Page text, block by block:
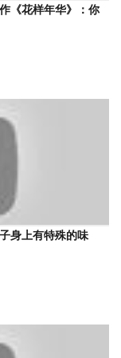
《花样年华》：你
身上有特殊的味